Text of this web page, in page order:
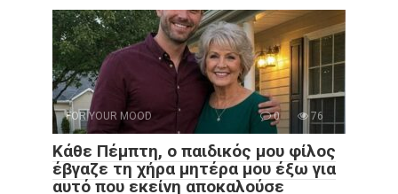
FOR YOUR MOOD 0 76
Κάθε Πέμπτη, ο παιδικός μου φίλος
έβγαζε τη χήρα μητέρα μου έξω για
αυτό που εκείνη αποκαλούσε